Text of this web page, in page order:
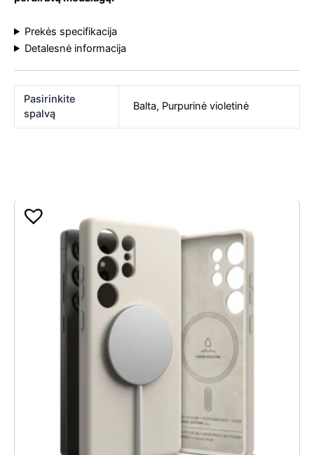
Prekės specifikacija
Detalesnė informacija
Pasirinkite
spalvą
Balta, Purpurinė violetinė
Panašios prekės